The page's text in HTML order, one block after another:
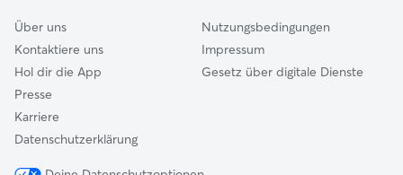
Über uns
Kontaktiere uns
Hol dir die App
Presse
Karriere
Datenschutzerklärung
Nutzungsbedingungen
Impressum
Gesetz über digitale Dienste